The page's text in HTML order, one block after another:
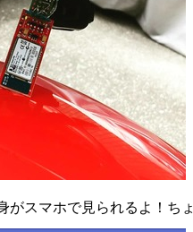
がスマホで見られるよ！ち